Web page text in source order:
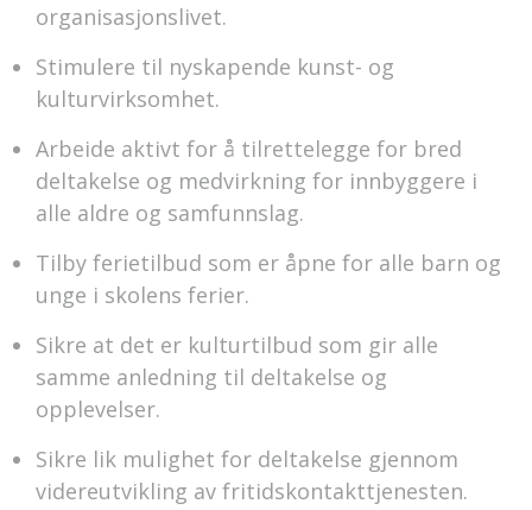
organisasjonslivet.
Stimulere til nyskapende kunst- og
kulturvirksomhet.
Arbeide aktivt for å tilrettelegge for bred
deltakelse og medvirkning for innbyggere i
alle aldre og samfunnslag.
Tilby ferietilbud som er åpne for alle barn og
unge i skolens ferier.
Sikre at det er kulturtilbud som gir alle
samme anledning til deltakelse og
opplevelser.
Sikre lik mulighet for deltakelse gjennom
videreutvikling av fritidskontakttjenesten.